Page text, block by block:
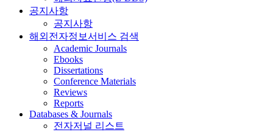
공지사항
공지사항
해외전자정보서비스 검색
Academic Journals
Ebooks
Dissertations
Conference Materials
Reviews
Reports
Databases & Journals
전자저널 리스트